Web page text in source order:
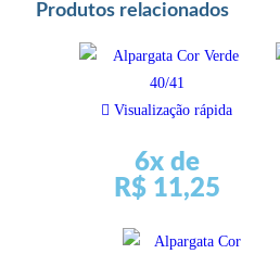
Produtos relacionados
Visualização rápida
6x de
R$11,25